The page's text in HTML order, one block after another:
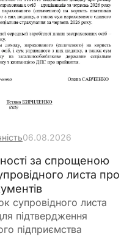
06.08.2026
за спрощеною
листа про
супровідного листа
підтвердження
підприємства